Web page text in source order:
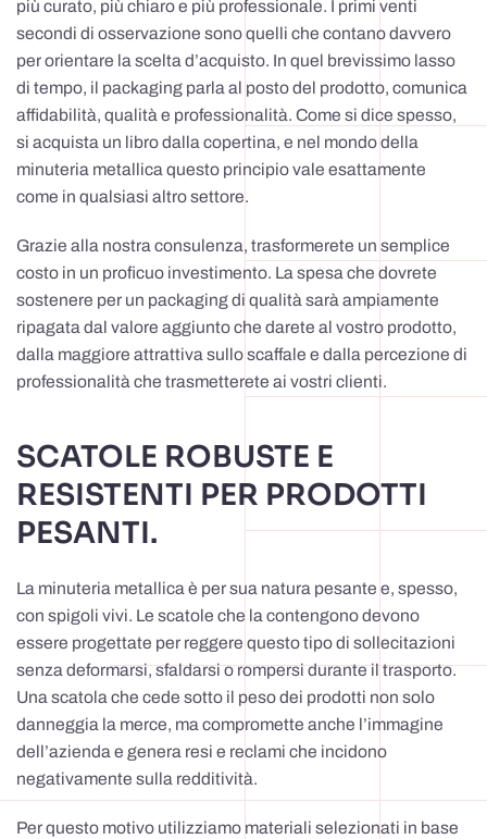
più curato, più chiaro e più professionale. I primi venti
secondi di osservazione sono quelli che contano davvero
per orientare la scelta d’acquisto. In quel brevissimo lasso
di tempo, il packaging parla al posto del prodotto, comunica
affidabilità, qualità e professionalità. Come si dice spesso,
si acquista un libro dalla copertina, e nel mondo della
minuteria metallica questo principio vale esattamente
come in qualsiasi altro settore.
Grazie alla nostra consulenza, trasformerete un semplice
costo in un proficuo investimento. La spesa che dovrete
sostenere per un packaging di qualità sarà ampiamente
ripagata dal valore aggiunto che darete al vostro prodotto,
dalla maggiore attrattiva sullo scaffale e dalla percezione di
professionalità che trasmetterete ai vostri clienti.
SCATOLE ROBUSTE E
RESISTENTI PER PRODOTTI
PESANTI.
La minuteria metallica è per sua natura pesante e, spesso,
con spigoli vivi. Le scatole che la contengono devono
essere progettate per reggere questo tipo di sollecitazioni
senza deformarsi, sfaldarsi o rompersi durante il trasporto.
Una scatola che cede sotto il peso dei prodotti non solo
danneggia la merce, ma compromette anche l’immagine
dell’azienda e genera resi e reclami che incidono
negativamente sulla redditività.
Per questo motivo utilizziamo materiali selezionati in base